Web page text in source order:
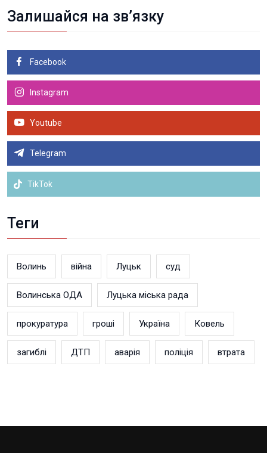
Залишайся на зв’язку
Facebook
Instagram
Youtube
Telegram
TikTok
Теги
Волинь війна Луцьк суд
Волинська ОДА Луцька міська рада
прокуратура гроші Україна Ковель
загиблі ДТП аварія поліція втрата